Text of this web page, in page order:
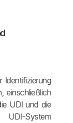
Identifizierung
einschließlich
UDI und die
UDI-System